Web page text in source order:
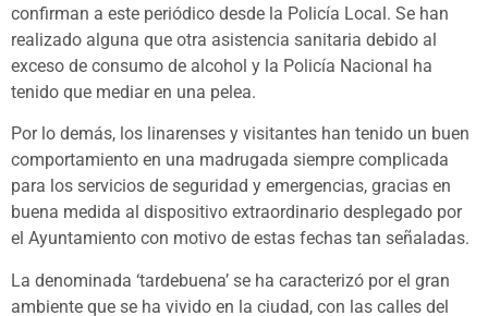
confirman a este periódico desde la Policía Local. Se han
realizado alguna que otra asistencia sanitaria debido al
exceso de consumo de alcohol y la Policía Nacional ha
tenido que mediar en una pelea.
Por lo demás, los linarenses y visitantes han tenido un buen
comportamiento en una madrugada siempre complicada
para los servicios de seguridad y emergencias, gracias en
buena medida al dispositivo extraordinario desplegado por
el Ayuntamiento con motivo de estas fechas tan señaladas.
La denominada ‘tardebuena’ se ha caracterizó por el gran
ambiente que se ha vivido en la ciudad, con las calles del